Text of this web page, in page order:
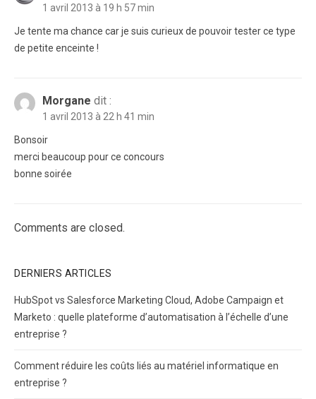
1 avril 2013 à 19 h 57 min
Je tente ma chance car je suis curieux de pouvoir tester ce type
de petite enceinte !
Morgane dit :
1 avril 2013 à 22 h 41 min
Bonsoir
merci beaucoup pour ce concours
bonne soirée
Comments are closed.
DERNIERS ARTICLES
HubSpot vs Salesforce Marketing Cloud, Adobe Campaign et
Marketo : quelle plateforme d’automatisation à l’échelle d’une
entreprise ?
Comment réduire les coûts liés au matériel informatique en
entreprise ?